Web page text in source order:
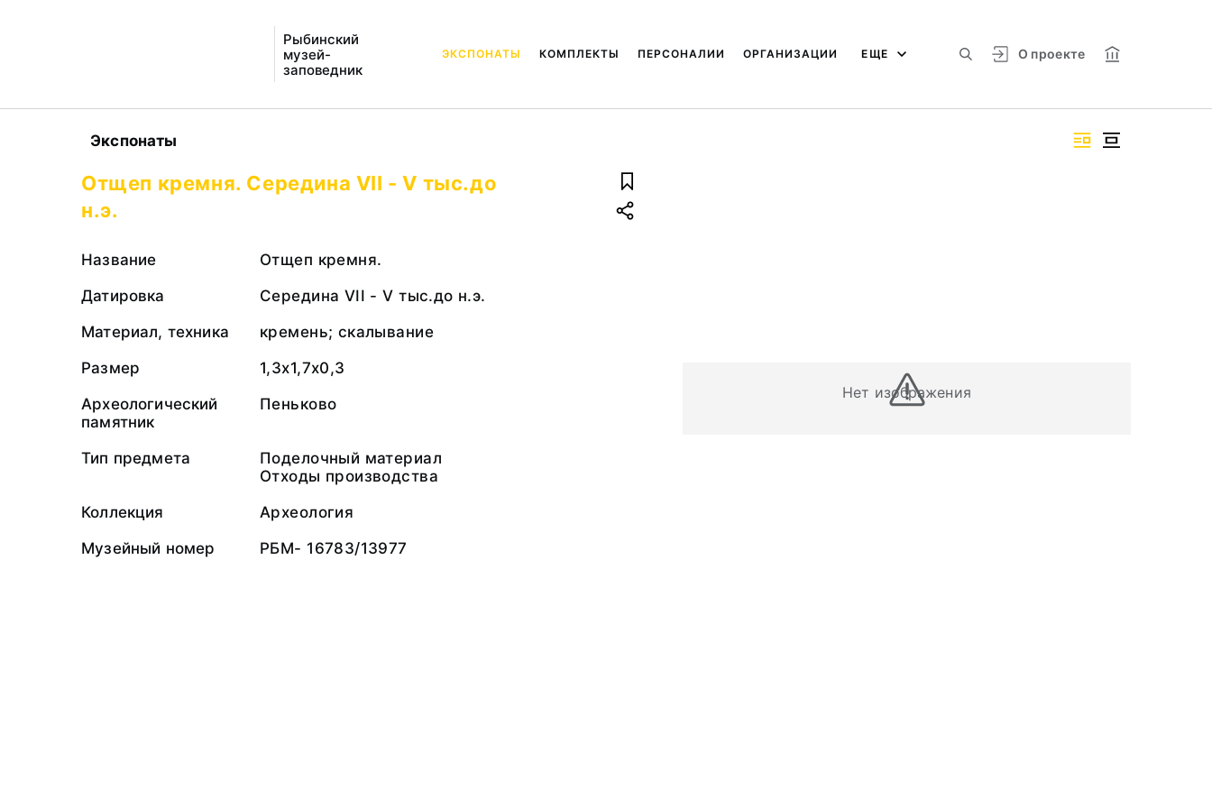
Рыбинский
музей-
заповедник
О проекте
ЭКСПОНАТЫ КОМПЛЕКТЫ ПЕРСОНАЛИИ ОРГАНИЗАЦИИ ЕЩЕ
Экспонаты
Нет изображения
Отщеп кремня. Середина VII - V тыс.до
н.э.
Название
Отщеп кремня.
Датировка
Середина VII - V тыс.до н.э.
Материал, техника
кремень; скалывание
Размер
1,3х1,7х0,3
Археологический
памятник
Пеньково
Тип предмета
Поделочный материал
Отходы производства
Коллекция
Археология
Музейный номер
РБМ- 16783/13977